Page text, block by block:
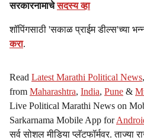
सरकारनामाचेसदस्य व्हा
शॉपिंगसाठी 'सकाळ प्राईम डील्स'च्या
करा.
Read Latest Marathi Political News,
from Maharashtra, India, Pune &
Live Political Marathi News on
Sarkarnama Mobile App for
सर्व सोशल मीडिया प्लॅटफॉर्मवर. ताज्या